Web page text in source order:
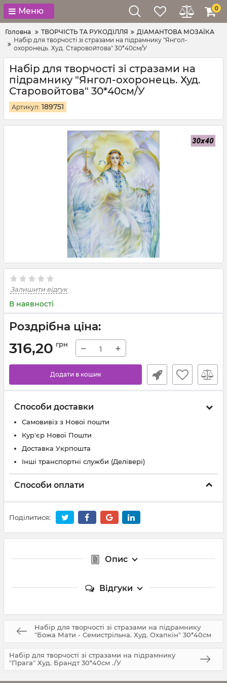
Меню 0
Головна ТВОРЧІСТЬ ТА РУКОДІЛЛЯ
ДІАМАНТОВА МОЗАЇКА
Набір для творчості зі стразами на підрамнику "Янгол-
охоронець. Худ. Старовойтова" 30*40см/У
Набір для творчості зі стразами на
підрамнику "Янгол-охоронець. Худ.
Старовойтова" 30*40см/У
Артикул: 189751
Залишити відгук
В наявності
Роздрібна ціна:
316,20 грн − +
Додати в кошик
Способи доставки
Самовивіз з Нової пошти
Кур'єр Нової Пошти
Доставка Укрпошта
Інші транспортні служби (Делівері)
Способи оплати
Поділитися:
Опис
Відгуки
Набір для творчості зі стразами на підрамнику
"Божа Мати - Семистрільна. Худ. Охапкін" 30*40см
Набір для творчості зі стразами на підрамнику
"Прага" Худ. Брандт 30*40см ./У